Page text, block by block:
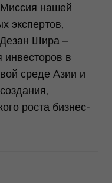
нашей
экспертов,
Дезан Шира –
инвесторов в
среде Азии и
роста бизнес-